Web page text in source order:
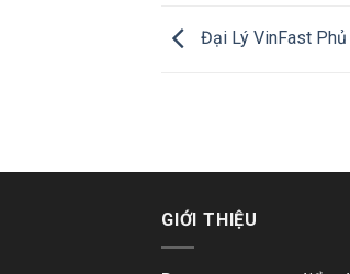
Đại Lý VinFast Phủ
GIỚI THIỆU